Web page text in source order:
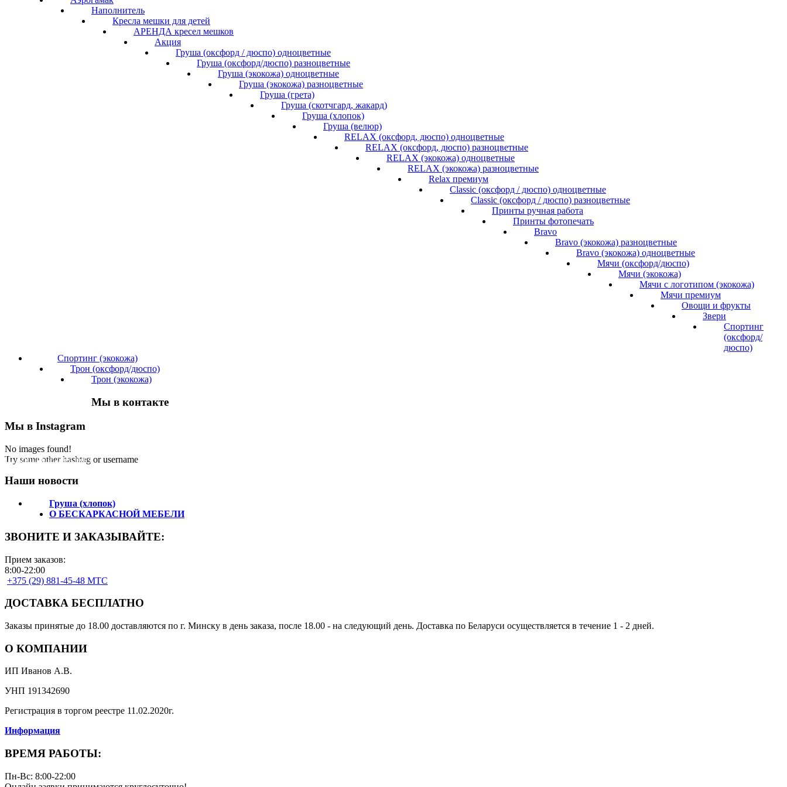
Наполнитель
Кресла мешки для детей
АРЕНДА кресел мешков
Акция
Груша (оксфорд / дюспо) одноцветные
Груша (оксфорд/дюспо) разноцветные
Груша (экокожа) одноцветные
Груша (экокожа) разноцветные
Груша (грета)
Груша (скотчгард, жакард)
Груша (хлопок)
Груша (велюр)
RELAX (оксфорд, дюспо) одноцветные
RELAX (оксфорд, дюспо) разноцветные
RELAX (экокожа) одноцветные
RELAX (экокожа) разноцветные
Relax премиум
Classic (оксфорд / дюспо) одноцветные
Classic (оксфорд / дюспо) разноцветные
Принты ручная работа
Принты фотопечать
Bravo
Bravo (экокожа) разноцветные
Bravo (экокожа) одноцветные
Мячи (оксфорд/дюспо)
Мячи (экокожа)
Мячи с логотипом (экокожа)
Мячи премиум
Овощи и фрукты
Звери
Спортинг
(оксфорд/
дюспо)
Спортинг (экокожа)
Трон (оксфорд/дюспо)
Трон (экокожа)
Мы в контакте
Мы в Instagram
No images found!
Try some other hashtag or username
Подпишитесь на нас!
Наши новости
Груша (хлопок)
О БЕСКАРКАСНОЙ МЕБЕЛИ
ЗВОНИТЕ И ЗАКАЗЫВАЙТЕ:
Прием заказов:
8:00-22:00
+375 (29) 881-45-48 МТС
ДОСТАВКА БЕСПЛАТНО
Заказы принятые до 18.00 доставляются по г. Минску в день заказа, после 18.00 - на следующий день. Доставка по Беларуси осуществляется в течение 1 - 2 дней.
О КОМПАНИИ
ИП Иванов А.В.
УНП 191342690
Регистрация в торгом реестре 11.02.2020г.
Информация
ВРЕМЯ РАБОТЫ:
Пн-Вс: 8:00-22:00